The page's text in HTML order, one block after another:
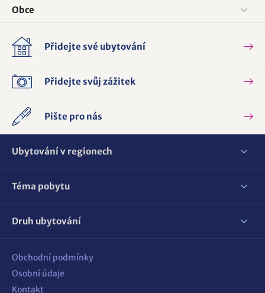
Obce
Přidejte své ubytování
Přidejte svůj zážitek
Pište pro nás
Ubytování v regionech
Téma pobytu
Druh ubytování
Obchodní podmínky
Osobní údaje
Kontakt